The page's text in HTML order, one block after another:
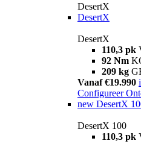
DesertX
DesertX
DesertX
110,3 pk
92 Nm
209 kg
Vanaf €19.990 i
Configureer
new DesertX
DesertX 100
110,3 pk